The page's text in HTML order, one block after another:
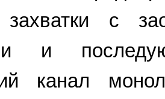
захватки с
и
канал